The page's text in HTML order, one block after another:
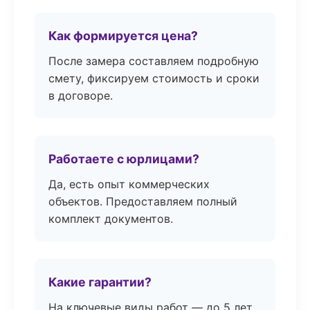
Как формируется цена?
После замера составляем подробную
смету, фиксируем стоимость и сроки
в договоре.
Работаете с юрлицами?
Да, есть опыт коммерческих
объектов. Предоставляем полный
комплект документов.
Какие гарантии?
На ключевые виды работ — до 5 лет.